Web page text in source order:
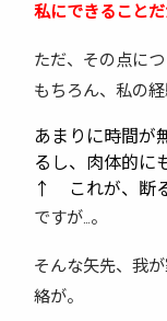
私にできることだ
ただ、その点につ
もちろん、私の
あまりに時間が
るし、肉体的に
↑ これが、断
ですが…。
そんな矢先、我
絡が。